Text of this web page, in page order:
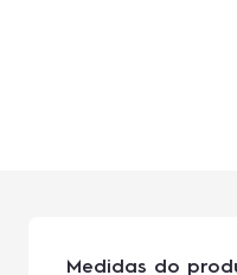
Medidas do